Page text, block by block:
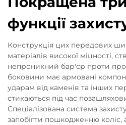
функції
Конструкція цих передових
матеріалів високої міцності,
непроникний бар'єр проти
боковини має армовані
ударам від каменів та інших
стикаються під час
Спеціалізована система
запобігти пошкодженню коліс,